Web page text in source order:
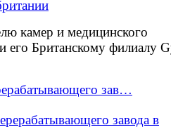
камер и медицинского
его Британскому филиалу
зав…